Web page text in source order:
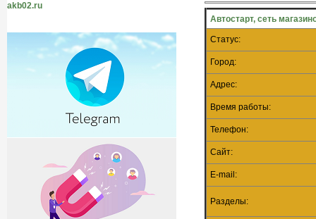
Автостарт, сеть
Статус:
Город:
Адрес:
Время работы:
Телефон:
Сайт:
E-mail:
Разделы:
akb02.ru